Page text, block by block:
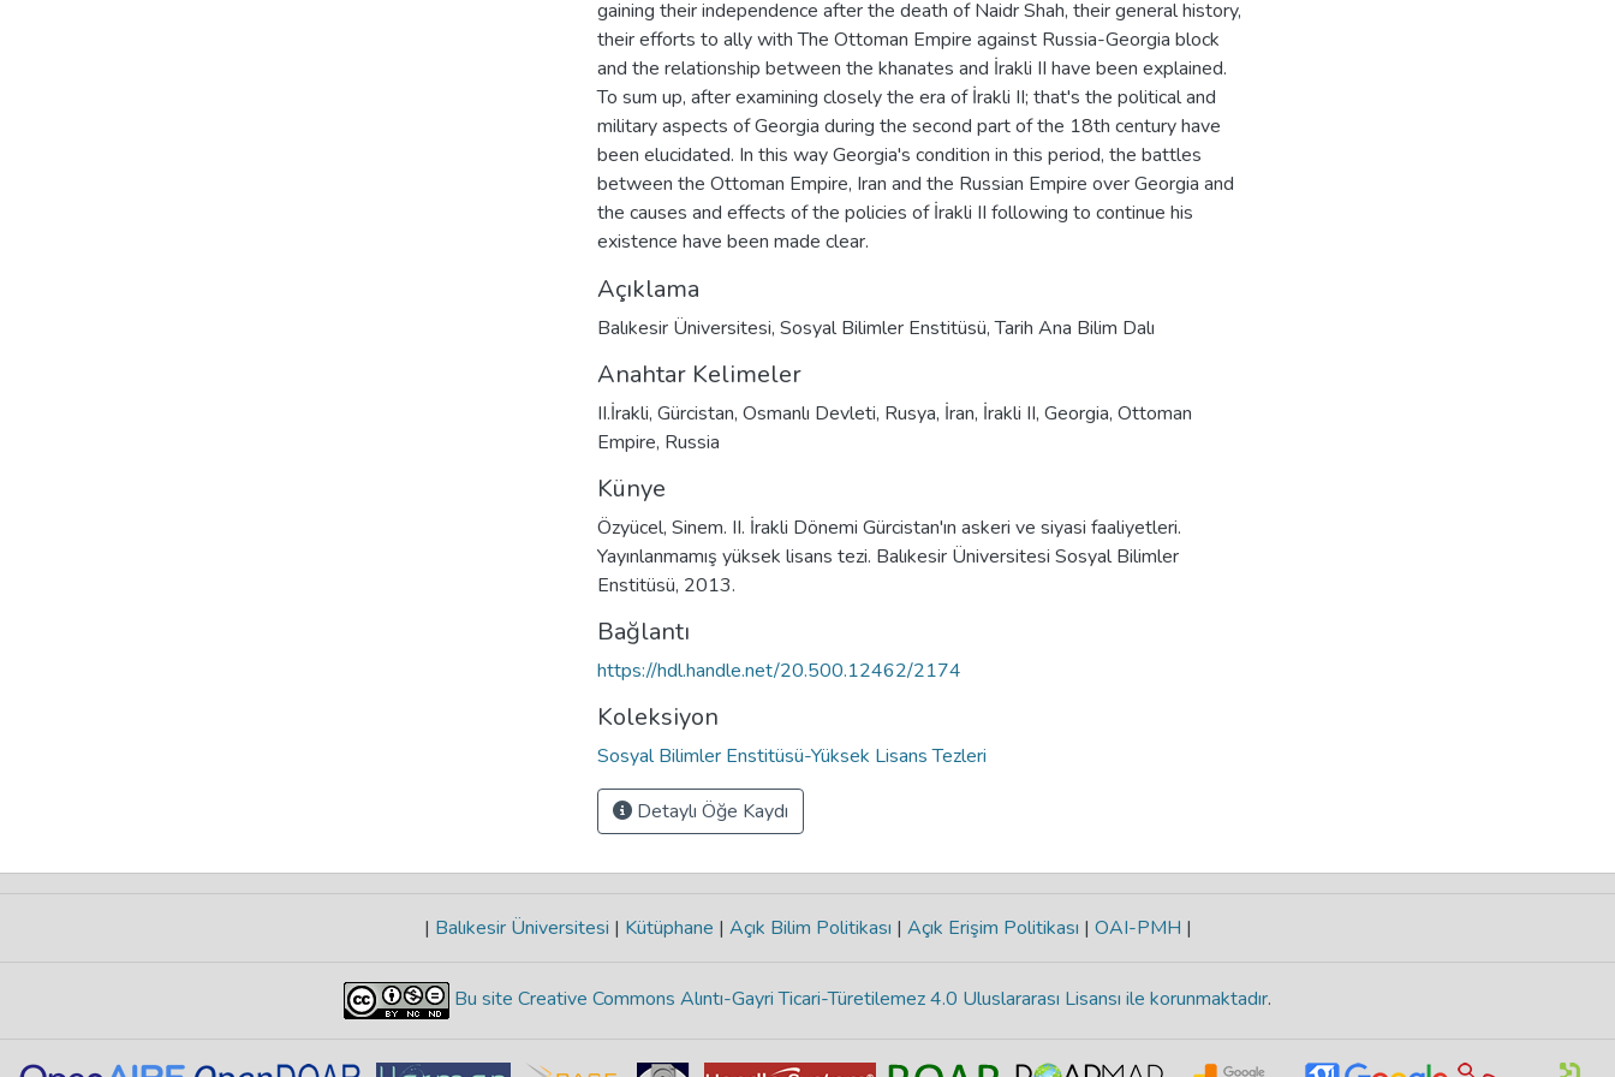
gaining their independence after the death of Naidr Shah, their general history,
their efforts to ally with The Ottoman Empire against Russia-Georgia block
and the relationship between the khanates and İrakli II have been explained.
To sum up, after examining closely the era of İrakli II; that's the political and
military aspects of Georgia during the second part of the 18th century have
been elucidated. In this way Georgia's condition in this period, the battles
between the Ottoman Empire, Iran and the Russian Empire over Georgia and
the causes and effects of the policies of İrakli II following to continue his
existence have been made clear.
Açıklama
Balıkesir Üniversitesi, Sosyal Bilimler Enstitüsü, Tarih Ana Bilim Dalı
Anahtar Kelimeler
II.İrakli, Gürcistan, Osmanlı Devleti, Rusya, İran, İrakli II, Georgia, Ottoman
Empire, Russia
Künye
Özyücel, Sinem. II. İrakli Dönemi Gürcistan'ın askeri ve siyasi faaliyetleri.
Yayınlanmamış yüksek lisans tezi. Balıkesir Üniversitesi Sosyal Bilimler
Enstitüsü, 2013.
Bağlantı
https://hdl.handle.net/20.500.12462/2174
Koleksiyon
Sosyal Bilimler Enstitüsü-Yüksek Lisans Tezleri
Detaylı Öğe Kaydı
| Balıkesir Üniversitesi | Kütüphane | Açık Bilim Politikası | Açık Erişim Politikası | OAI-PMH |
Bu site Creative Commons Alıntı-Gayri Ticari-Türetilemez 4.0 Uluslararası Lisansı ile korunmaktadır.